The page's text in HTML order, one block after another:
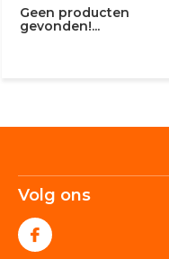
Geen producten
gevonden!...
Volg ons